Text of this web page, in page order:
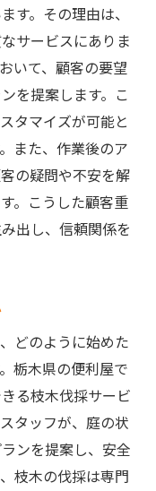
す。その理由は、
サービスにありま
いて、顧客の要望
を提案します。こ
タマイズが可能と
また、作業後のア
の疑問や不安を解
。こうした顧客重
出し、信頼関係を
どのように始めた
栃木県の便利屋で
る枝木伐採サービ
タッフが、庭の状
ンを提案し、安全
枝木の伐採は専門